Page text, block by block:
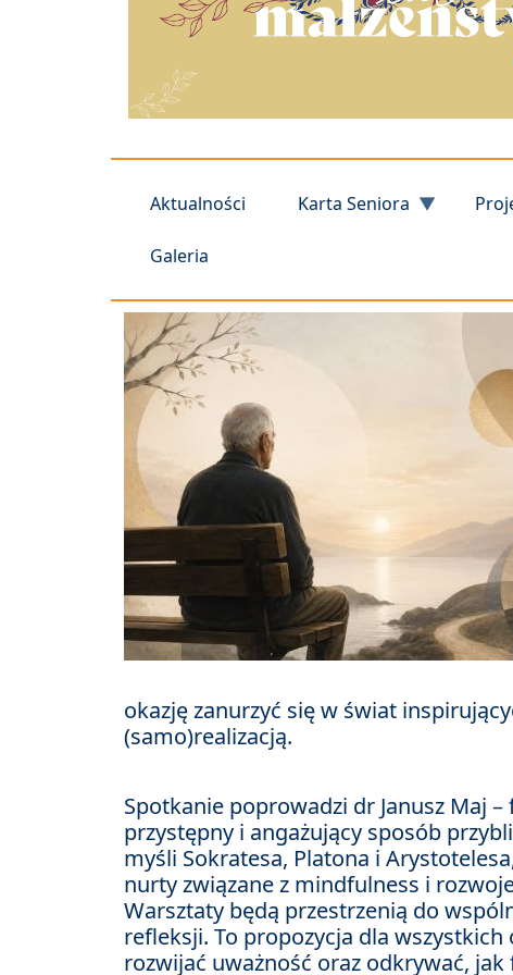
Aktualności Karta Seniora
Galeria
okazję zanurzyć się w świat
(samo)realizacją.
Spotkanie poprowadzi dr Janusz Maj
przystępny i angażujący sposób
myśli Sokratesa, Platona i
nurty związane z mindfulness i
Warsztaty będą przestrzenią do
refleksji. To propozycja dla
rozwijać uważność oraz odkrywać,